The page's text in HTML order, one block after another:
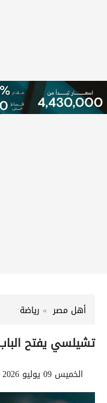
أهل مصر رياضة
تشيلسي يفتح
الخميس 09 يوليو 2026 | 06:43 مساءً